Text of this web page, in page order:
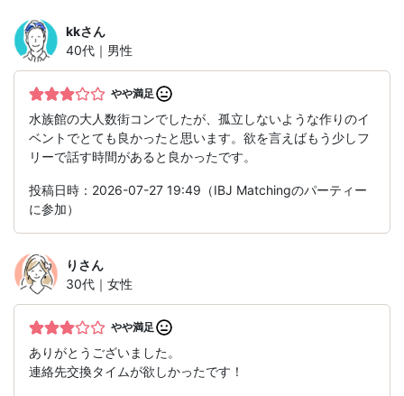
kkさん
40代｜男性
やや満足
水族館の大人数街コンでしたが、孤立しないような作りのイ
ベントでとても良かったと思います。欲を言えばもう少しフ
リーで話す時間があると良かったです。
投稿日時：2026-07-27 19:49（IBJ Matchingのパーティー
に参加）
り さん
30代｜女性
やや満足
ありがとうございました。
連絡先交換タイムが欲しかったです！